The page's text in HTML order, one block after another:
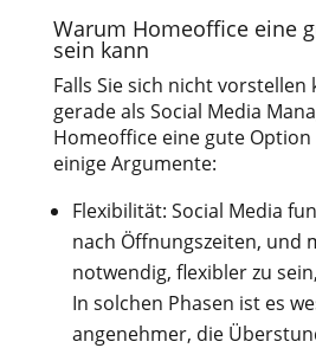
Warum Homeoffice eine
sein kann
Falls Sie sich nicht
gerade als Social Media
Homeoffice eine gute
einige Argumente:
Flexibilität: Social Media
nach Öffnungszeiten, und
notwendig, flexibler zu
In solchen Phasen ist es
angenehmer, die